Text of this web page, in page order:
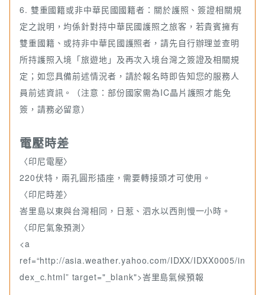
6. 雙重國籍或非中華民國國籍者：關於護照、簽證相關規
定之說明，均係針對持中華民國護照之旅客，若貴賓擁有
雙重國籍、或持非中華民國護照者，請先自行辦理並查明
所持護照入境「旅遊地」及再次入境台灣之簽證及相關規
定；如您具備前述情況者，請於報名時即告知您的服務人
員前述資訊。（注意：部份國家需為IC晶片護照才能免
簽，請務必留意）
電壓時差
〈印尼電壓〉
220伏特，兩孔圓形插座，需要轉接頭才可使用。
〈印尼時差〉
峇里島以東與台灣相同，日惹、泗水以西則慢一小時。
〈印尼氣象預測〉
<a
ref=“http://asia.weather.yahoo.com/IDXX/IDXX0005/in
dex_c.html” target="_blank">峇里島氣候預報